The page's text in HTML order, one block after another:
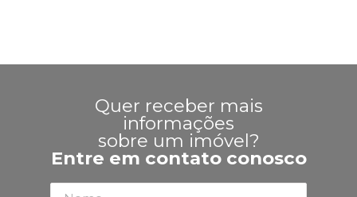
Quer receber mais
informações
sobre um imóvel?
Entre em contato conosco